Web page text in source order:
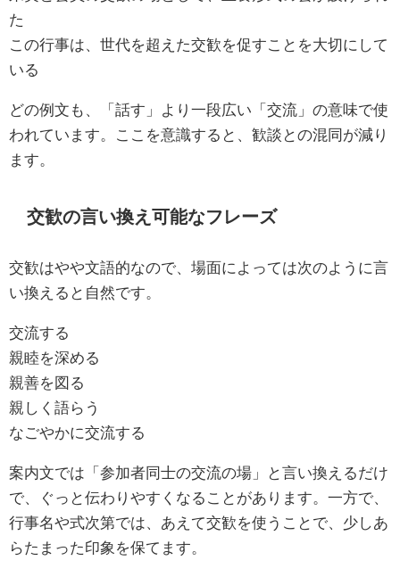
た
この行事は、世代を超えた交歓を促すことを大切にして
いる
どの例文も、「話す」より一段広い「交流」の意味で使
われています。ここを意識すると、歓談との混同が減り
ます。
交歓の言い換え可能なフレーズ
交歓はやや文語的なので、場面によっては次のように言
い換えると自然です。
交流する
親睦を深める
親善を図る
親しく語らう
なごやかに交流する
案内文では「参加者同士の交流の場」と言い換えるだけ
で、ぐっと伝わりやすくなることがあります。一方で、
行事名や式次第では、あえて交歓を使うことで、少しあ
らたまった印象を保てます。